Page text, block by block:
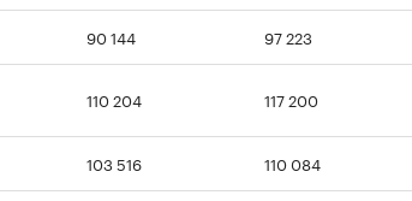
90 144 97 223
110 204 117 200
103 516 110 084